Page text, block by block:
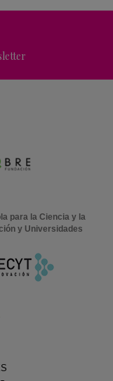
para la Ciencia y la
y Universidades